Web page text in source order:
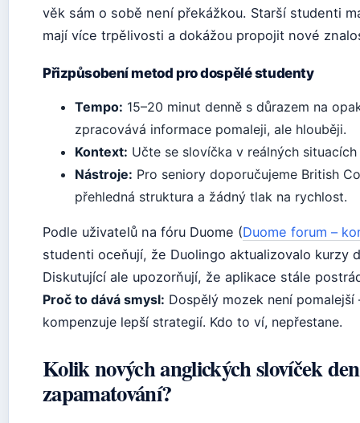
věk sám o sobě není překážkou. Starší studenti
mají více trpělivosti a dokážou propojit nové
Přizpůsobení metod pro dospělé studenty
Tempo: 15–20 minut denně s důrazem na
zpracovává informace pomaleji, ale hlouběji.
Kontext: Učte se slovíčka v reálných
Nástroje: Pro seniory doporučujeme British
přehledná struktura a žádný tlak na rychlost.
Podle uživatelů na fóru Duome (Duome forum –
studenti oceňují, že Duolingo aktualizovalo kurzy
Diskutující ale upozorňují, že aplikace stále
Proč to dává smysl: Dospělý mozek není
kompenzuje lepší strategií. Kdo to ví, nepřestane.
Kolik nových anglických slovíček
zapamatování?